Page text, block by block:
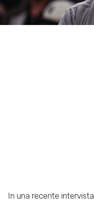
In una recente intervista